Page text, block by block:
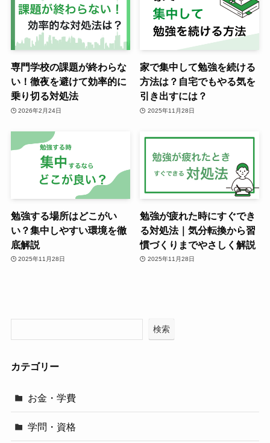
専門学校の課題が終わらな
い！徹夜を避けて効率的に
乗り切る対処法
2026年2月24日
家で集中して勉強を続ける
方法は？自宅でもやる気を
引き出すには？
2025年11月28日
勉強する場所はどこがい
い？集中しやすい環境を徹
底解説
2025年11月28日
勉強が疲れた時にすぐでき
る対処法｜気分転換から習
慣づくりまでやさしく解説
2025年11月28日
検索
カテゴリー
お金・学費
学問・資格